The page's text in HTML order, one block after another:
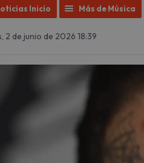
Inicio Más de Música
2 de junio de 2026 18:39